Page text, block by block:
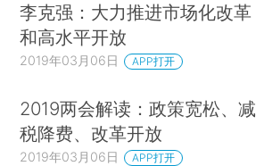
李克强：大力推进市场化改革
和高水平开放
2019年03月06日 APP打开
2019两会解读：政策宽松、减
税降费、改革开放
2019年03月06日 APP打开